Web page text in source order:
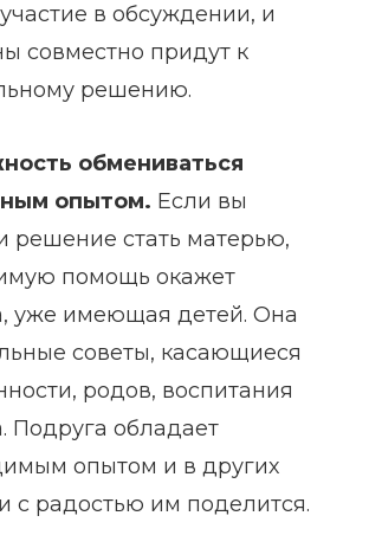
в обсуждении, и
совместно придут к
решению.
обмениваться
опытом. Если вы
решение стать матерью,
помощь окажет
уже имеющая детей. Она
советы, касающиеся
родов, воспитания
Подруга обладает
опытом и в других
с радостью им поделится.